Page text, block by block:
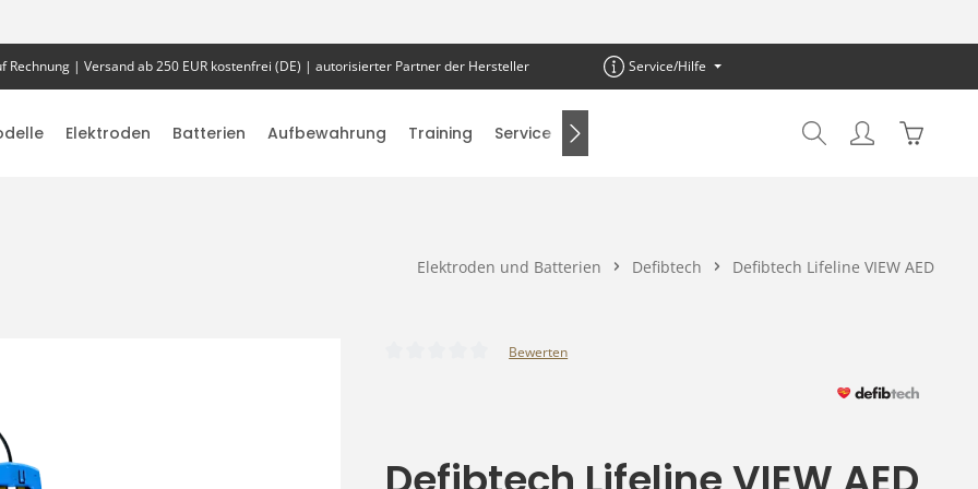
Rechnung | Versand ab 250 EUR kostenfrei (DE) | autorisierter Partner der Hersteller Service/Hilfe
Elektroden Batterien Aufbewahrung Training Service SALE %
Elektroden und Batterien Defibtech Defibtech Lifeline VIEW AED
Bewerten